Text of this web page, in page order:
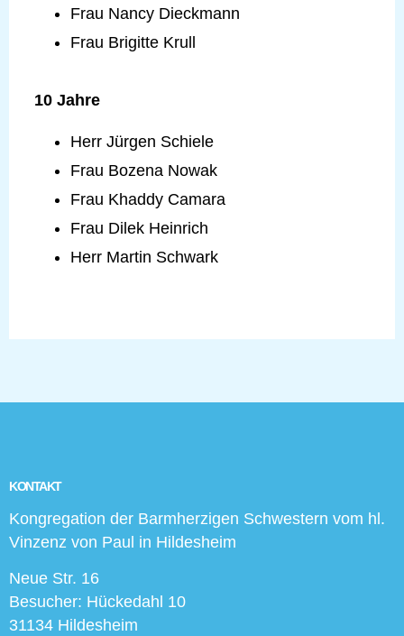
Frau Nancy Dieckmann
Frau Brigitte Krull
10 Jahre
Herr Jürgen Schiele
Frau Bozena Nowak
Frau Khaddy Camara
Frau Dilek Heinrich
Herr Martin Schwark
KONTAKT
Kongregation der Barmherzigen Schwestern vom hl.
Vinzenz von Paul in Hildesheim
Neue Str. 16
Besucher: Hückedahl 10
31134 Hildesheim